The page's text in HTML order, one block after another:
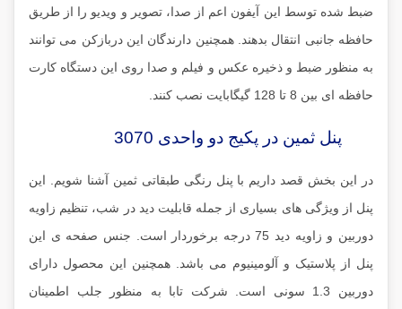
ضبط شده توسط این آیفون اعم از صدا، تصویر و ویدیو را از طریق
حافظه جانبی انتقال بدهند. همچنین دارندگان این دربازکن می توانند
به منظور ضبط و ذخیره عکس و فیلم و صدا روی این دستگاه کارت
حافظه ای بین 8 تا 128 گیگابایت نصب کنند.
پنل ثمین در پکیج دو واحدی 3070
در این بخش قصد داریم با پنل رنگی طبقاتی ثمین آشنا شویم. این
پنل از ویژگی های بسیاری از جمله قابلیت دید در شب، تنظیم زاویه
دوربین و زاویه دید 75 درجه برخوردار است. جنس صفحه ی این
پنل از پلاستیک و آلومینیوم می باشد. همچنین این محصول دارای
دوربین 1.3 سونی است. شرکت تابا به منظور جلب اطمینان